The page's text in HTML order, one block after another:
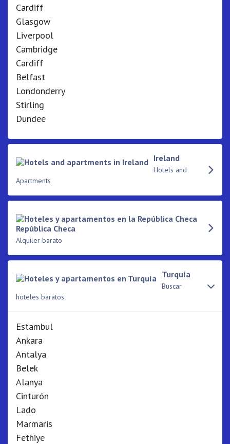
Cardiff
Glasgow
Liverpool
Cambridge
Cardiff
Belfast
Londonderry
Stirling
Dundee
Ireland
Hotels and
Apartments
República Checa
Alquiler barato
Turquía
Buscar
hoteles baratos
Estambul
Ankara
Antalya
Belek
Alanya
Cinturón
Lado
Marmaris
Fethiye